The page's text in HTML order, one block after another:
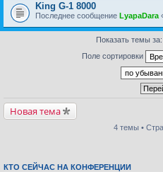
King G-1 8000
Последнее сообщение LyapaDara
Показать темы за:
Поле сортировки
Новая тема
4 темы •
КТО СЕЙЧАС НА КОНФЕРЕНЦИИ